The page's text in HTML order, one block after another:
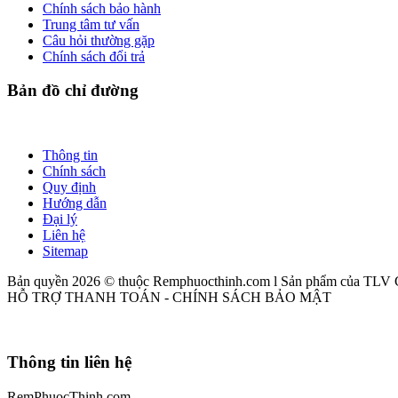
Chính sách bảo hành
Trung tâm tư vấn
Câu hỏi thường gặp
Chính sách đổi trả
Bản đồ chỉ đường
Thông tin
Chính sách
Quy định
Hướng dẫn
Đại lý
Liên hệ
Sitemap
Bản quyền 2026 © thuộc Remphuocthinh.com l Sản phẩm của TLV
HỖ TRỢ THANH TOÁN - CHÍNH SÁCH BẢO MẬT
Thông tin liên hệ